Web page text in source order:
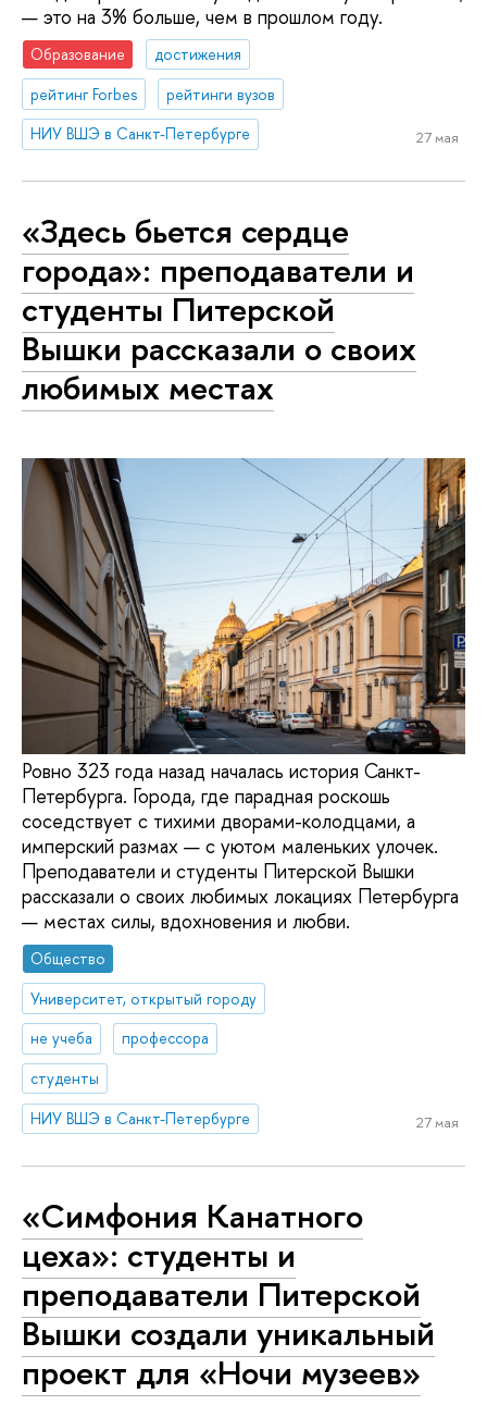
— это на 3% больше, чем в прошлом году.
Образование
достижения
рейтинг Forbes
рейтинги вузов
НИУ ВШЭ в Санкт-Петербурге
27 мая
«Здесь бьется сердце
города»: преподаватели и
студенты Питерской
Вышки рассказали о своих
любимых местах
Ровно 323 года назад началась история Санкт-
Петербурга. Города, где парадная роскошь
соседствует с тихими дворами-колодцами, а
имперский размах — с уютом маленьких улочек.
Преподаватели и студенты Питерской Вышки
рассказали о своих любимых локациях Петербурга
— местах силы, вдохновения и любви.
Общество
Университет, открытый городу
не учеба
профессора
студенты
НИУ ВШЭ в Санкт-Петербурге
27 мая
«Симфония Канатного
цеха»: студенты и
преподаватели Питерской
Вышки создали уникальный
проект для «Ночи музеев»